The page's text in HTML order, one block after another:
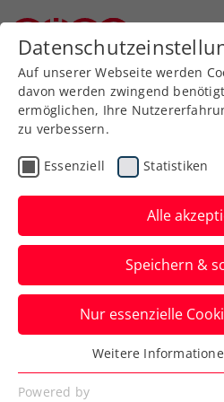
Zurück zur
Ausbildung
FE&MALE
Conference
Early-Bird-
Advantage Ladies:
November 2024 sind
Auf unserer Webseite werden
davon werden zwingend
ermöglichen, Ihre
zu verbessern.
Essenziell Statistiken
Alle
Speichern &
Nur essenzielle
Essenziell
Essenzielle Cookies werden für
Weitere
Powered by